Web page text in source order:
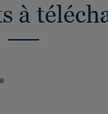
à